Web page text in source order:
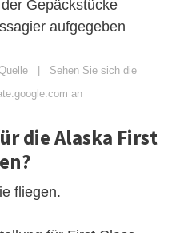
Gepäckstücke
aufgegeben
| Sehen Sie sich die
an
die Alaska First
fliegen.